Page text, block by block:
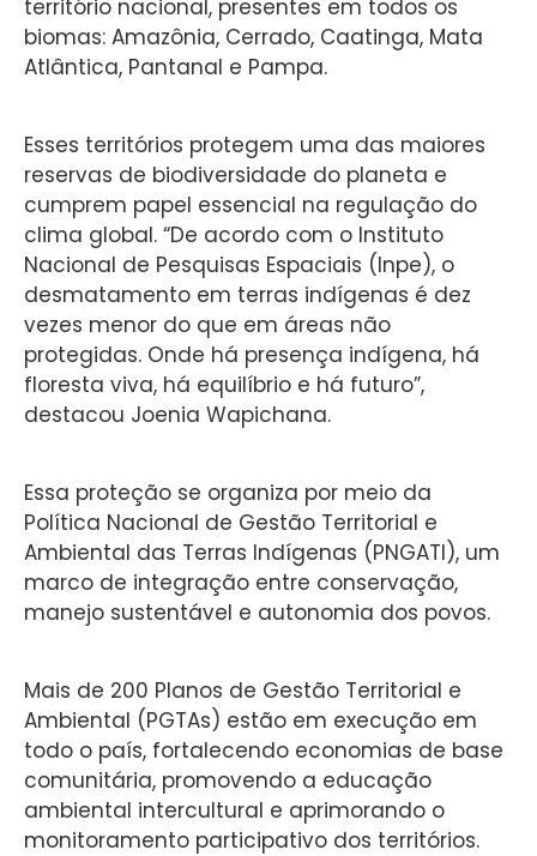
território nacional, presentes em todos os
biomas: Amazônia, Cerrado, Caatinga, Mata
Atlântica, Pantanal e Pampa.
Esses territórios protegem uma das maiores
reservas de biodiversidade do planeta e
cumprem papel essencial na regulação do
clima global. “De acordo com o Instituto
Nacional de Pesquisas Espaciais (Inpe), o
desmatamento em terras indígenas é dez
vezes menor do que em áreas não
protegidas. Onde há presença indígena, há
floresta viva, há equilíbrio e há futuro”,
destacou Joenia Wapichana.
Essa proteção se organiza por meio da
Política Nacional de Gestão Territorial e
Ambiental das Terras Indígenas (PNGATI), um
marco de integração entre conservação,
manejo sustentável e autonomia dos povos.
Mais de 200 Planos de Gestão Territorial e
Ambiental (PGTAs) estão em execução em
todo o país, fortalecendo economias de base
comunitária, promovendo a educação
ambiental intercultural e aprimorando o
monitoramento participativo dos territórios.